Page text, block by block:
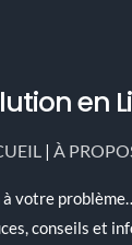
en
| À
votre
conseils et